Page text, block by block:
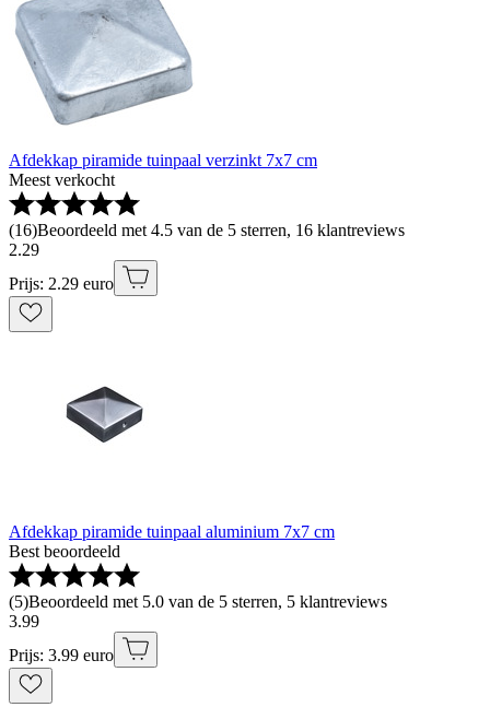
Afdekkap piramide tuinpaal verzinkt 7x7 cm
Meest verkocht
(16)Beoordeeld met 4.5 van de 5 sterren, 16 klantreviews
2.29
Prijs: 2.29 euro
Afdekkap piramide tuinpaal aluminium 7x7 cm
Best beoordeeld
(5)Beoordeeld met 5.0 van de 5 sterren, 5 klantreviews
3.99
Prijs: 3.99 euro